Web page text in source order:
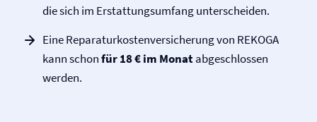
die sich im Erstattungsumfang unterscheiden.
Eine Reparaturkosten­versicherung von REKOGA
kann schonfür 18 € im Monatabgeschlossen
werden.